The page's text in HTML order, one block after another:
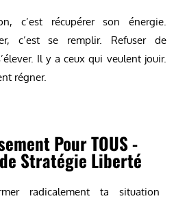
c’est récupérer son énergie.
c’est se remplir. Refuser de
Il y a ceux qui veulent jouir.
régner.
Pour TOUS -
Stratégie Liberté
radicalement ta situation